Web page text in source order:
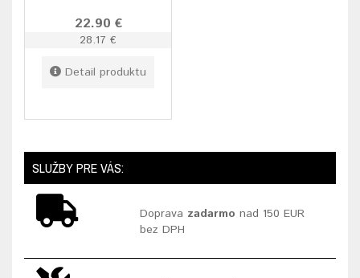
22.90 €
28.17 €
Detail produktu
SLUŽBY PRE VÁS:
Doprava zadarmo nad 150 EUR
bez DPH